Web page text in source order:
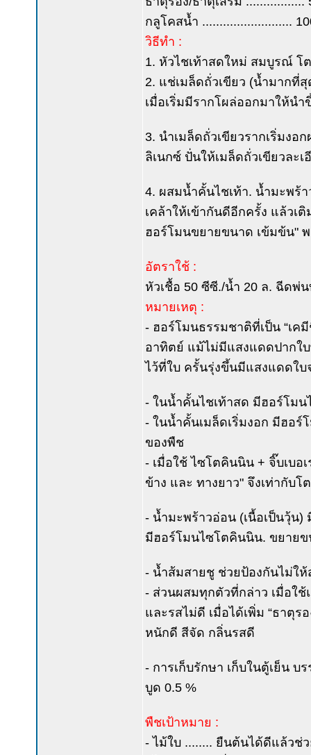
กลูโคสน้ำ ..........................
วิธีทำ :
1. หัวไชเท้าสดใหม่ สมบูรณ์ โ
2. แช่เมล็ดถั่วเขียว (น้ำมากที่
เมื่อเริ่มมีรากโผล่ออกมาให้นำ
3. นำเมล็ดถั่วเขียวรากเริ่มง
ลิเนกซ์ ปั่นให้เมล็ดถั่วเขียวละ
4. ผสมน้ำคั้นไชเท้า. น้ำมะพร้
เคล้าให้เข้ากันดีอีกครั้ง แล้วเ
ฮอร์โมนขยายขนาด เข้มข้น"
อัตราใช้ :
หัวเชื้อ 50 ซีซี./น้ำ 20 ล. ฉีดพ่
หมายเหตุ :
- ฮอร์โมนธรรมชาติที่เป็น “เค
อาทิตย์ แม้ไม่มีแสงแดดปากใ
ไว้ที่ใบ ครั้นรุ่งขึ้นมีแสงแดดใบ
- ในน้ำคั้นไชเท้าสด มีฮอร์โม
- ในน้ำคั้นเมล็ดเริ่มงอก มีฮอร์
ของพืช
- เมื่อใช้ ไซโตคินนิน + จิ๊บเบอ
ข้าง และ ทางยาว" จึงเท่ากับโ
- น้ำมะพร้าวอ่อน (เนื้อเป็นวุ้น
มีฮอร์โมนไซโตคินนิน. ขยายข
- น้ำส้มสายชู ช่วยป้องกันไม่ใ
- ส่วนผสมทุกตัวที่กล่าว เมื่อใ
และรสไม่ดี เมื่อได้เพิ่ม “ธาตุ
หนักดี สีจัด กลิ่นรสดี
- การเก็บรักษา เก็บในตู้เย็น
บูด 0.5 %
พืชเป้าหมาย :
- ไม้ใบ ........ ยืนต้นได้ดีแล้ว